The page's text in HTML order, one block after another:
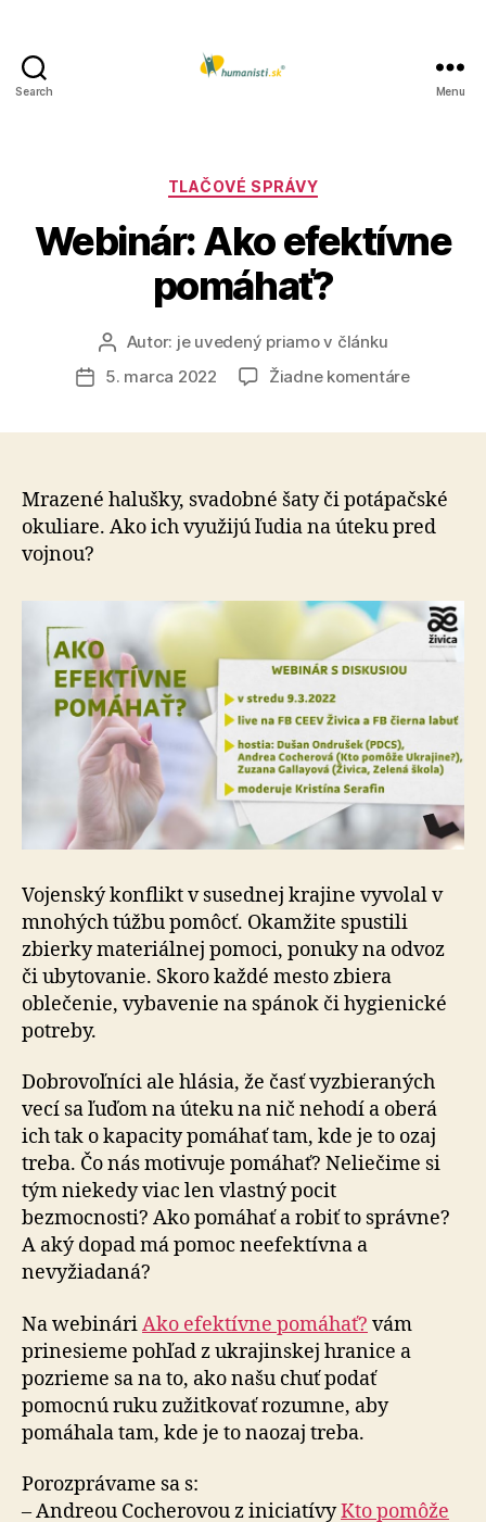
Search Menu
Kategórie
TLAČOVÉ SPRÁVY
Webinár: Ako efektívne
pomáhať?
Autor
článku
Autor: je uvedený priamo v článku
Dátum
5. marca 2022 Žiadne komentárena
Mrazené halušky, svadobné šaty či potápačské
okuliare. Ako ich využijú ľudia na úteku pred
vojnou?
Vojenský konflikt v susednej krajine vyvolal v
mnohých túžbu pomôcť. Okamžite spustili
zbierky materiálnej pomoci, ponuky na odvoz
či ubytovanie. Skoro každé mesto zbiera
oblečenie, vybavenie na spánok či hygienické
potreby.
Dobrovoľníci ale hlásia, že časť vyzbieraných
vecí sa ľuďom na úteku na nič nehodí a oberá
ich tak o kapacity pomáhať tam, kde je to ozaj
treba. Čo nás motivuje pomáhať? Neliečime si
tým niekedy viac len vlastný pocit
bezmocnosti? Ako pomáhať a robiť to správne?
A aký dopad má pomoc neefektívna a
nevyžiadaná?
Na webináriAko efektívne pomáhať? vám
prinesieme pohľad z ukrajinskej hranice a
pozrieme sa na to, ako našu chuť podať
pomocnú ruku zužitkovať rozumne, aby
pomáhala tam, kde je to naozaj treba.
Porozprávame sa s:
– Andreou Cocherovou z iniciatívyKto pomôže